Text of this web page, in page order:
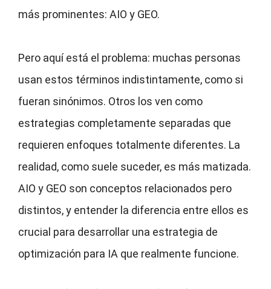
más prominentes: AIO y GEO.
Pero aquí está el problema: muchas personas
usan estos términos indistintamente, como si
fueran sinónimos. Otros los ven como
estrategias completamente separadas que
requieren enfoques totalmente diferentes. La
realidad, como suele suceder, es más matizada.
AIO y GEO son conceptos relacionados pero
distintos, y entender la diferencia entre ellos es
crucial para desarrollar una estrategia de
optimización para IA que realmente funcione.